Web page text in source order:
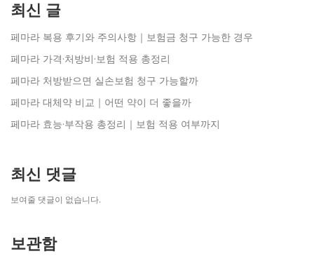
최신 글
페마라 복용 후기와 주의사항｜보험금 청구 가능한 경우
페마라 가격·처방비·보험 적용 총정리
페마라 처방받으면 실손보험 청구 가능할까
페마라 대체약 비교｜어떤 약이 더 좋을까
페마라 효능·부작용 총정리｜보험 적용 여부까지
최신 댓글
보여줄 댓글이 없습니다.
보관함